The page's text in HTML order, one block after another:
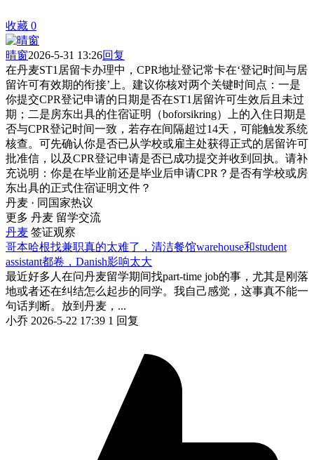
收藏 0
晴窗2026-5-31 13:26回复
在丹麦ST1居留卡办理中，CPR地址登记常卡在‘登记时间与居
留许可有效期的衔接’上。建议你核对两个关键时间点：一是
你提交CPR登记申请的日期是否在ST1居留许可生效后且未过
期；二是房东出具的住宿证明（boforsikring）上的入住日期是
否与CPR登记时间一致，若存在间隔超过14天，可能触发系统
核查。可先确认你是否已从学校或雇主处获得正式的居留许可
批准信，以及CPR登记申请是否已成功提交并收到回执。请补
充说明：你是在毕业前还是毕业后申请CPR？是否有学校或房
东出具的正式住宿证明文件？
丹麦 · 同国家热议
更多 丹麦 留学交流
丹麦 签证观察
哥本哈根找兼职真的太难了，清洁餐馆warehouse和student
assistant都卷，Danish影响太大
最近好多人在问丹麦留学期间找part-time job的事，尤其是刚落
地或者还在纠结怎么起步的同学。我自己感觉，这事真不能一
句话判断。放到丹麦，...
小乔 2026-5-22 17:39 1 回复